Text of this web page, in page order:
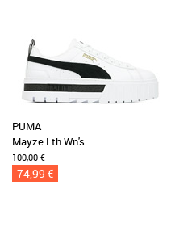
PUMA
Mayze Lth Wn's
100,00 €
74,99 €